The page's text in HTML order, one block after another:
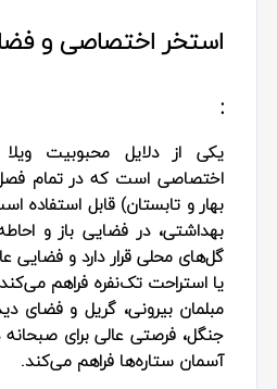
استخر اختصاصی و
:
یکی از دلایل محبوبیت ویلا
اختصاصی است که در تمام
بهار و تابستان) قابل استفاده
بهداشتی، در فضایی باز و
گل‌های محلی قرار دارد و فضایی
یا استراحت تک‌نفره فراهم
مبلمان بیرونی، گریل و فضای
جنگل، فرصتی عالی برای صبحانه
آسمان ستاره‌ها فراهم می‌کند.